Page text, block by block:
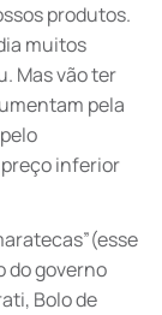
produtos.
muitos
Mas vão ter
pela
inferior
do governo
Bolo de